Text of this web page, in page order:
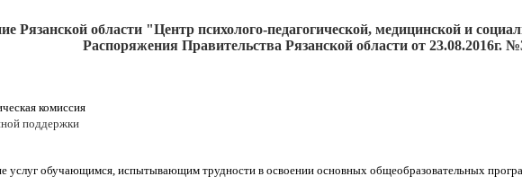
Рязанской области "Центр психолого-педагогической, медицинской и
Распоряжения Правительства Рязанской области от 23.08.2016г.
комиссия
поддержки
услуг обучающимся, испытывающим трудности в освоении основных общеобразовательных